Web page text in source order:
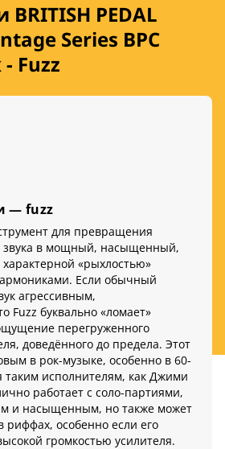
PEDAL
Series BPC
Fuzz
— fuzz
для превращения
звука в мощный, насыщенный,
характерной «рыхлостью»
Если обычный
агрессивным,
Fuzz буквально «ломает»
перегруженного
доведённого до предела. Этот
в рок-музыке, особенно в 60-
таким исполнителям, как Джими
работает с соло-партиями,
и насыщенным, но также может
особенно если его
громкостью усилителя.